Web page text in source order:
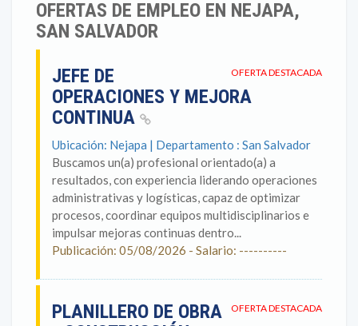
OFERTAS DE EMPLEO EN NEJAPA,
SAN SALVADOR
OFERTA DESTACADA
JEFE DE
OPERACIONES Y MEJORA
CONTINUA
Ubicación: Nejapa | Departamento : San Salvador
Buscamos un(a) profesional orientado(a) a
resultados, con experiencia liderando operaciones
administrativas y logísticas, capaz de optimizar
procesos, coordinar equipos multidisciplinarios e
impulsar mejoras continuas dentro...
Publicación: 05/08/2026 - Salario: ----------
OFERTA DESTACADA
PLANILLERO DE OBRA